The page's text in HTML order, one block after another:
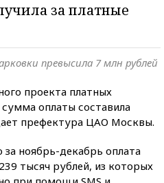
за платные
превысила 7 млн рублей
проекта платных
оплаты составила
префектура ЦАО Москвы.
ноябрь-декабрь оплата
тысяч рублей, из которых